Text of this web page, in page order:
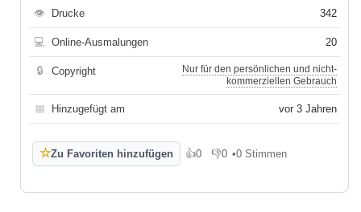
👁 Drucke 342
💻 Online-Ausmalungen 20
🔒 Copyright
Nur für den persönlichen und nicht-
kommerziellen Gebrauch
📅 Hinzugefügt am vor 3 Jahren
☆Zu Favoriten hinzufügen 👍0
Gefällt mir
👎0
Gefällt mir nicht
•0 Stimmen